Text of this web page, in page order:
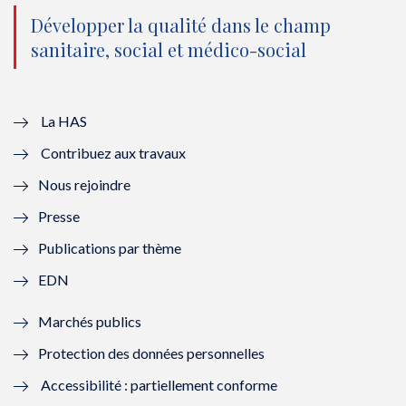
o
u
l
l
f
n
ê
t
n
o
e
e
n
ê
o
u
ê
t
n
o
ê
Développer la qualité dans le champ
sanitaire, social et médico-social
La HAS
Contribuez aux travaux
Nous rejoindre
Presse
Publications par thème
EDN
Marchés publics
Protection des données personnelles
Accessibilité : partiellement conforme